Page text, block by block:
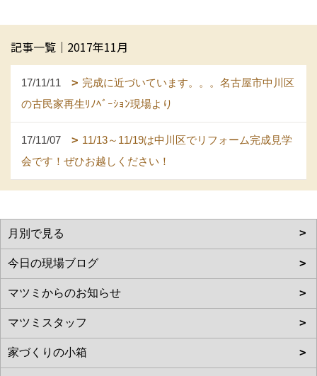
記事一覧｜2017年11月
17/11/11
完成に近づいています。。。名古屋市中川区
の古民家再生ﾘﾉﾍﾞｰｼｮﾝ現場より
17/11/07
11/13～11/19は中川区でリフォーム完成見学
会です！ぜひお越しください！